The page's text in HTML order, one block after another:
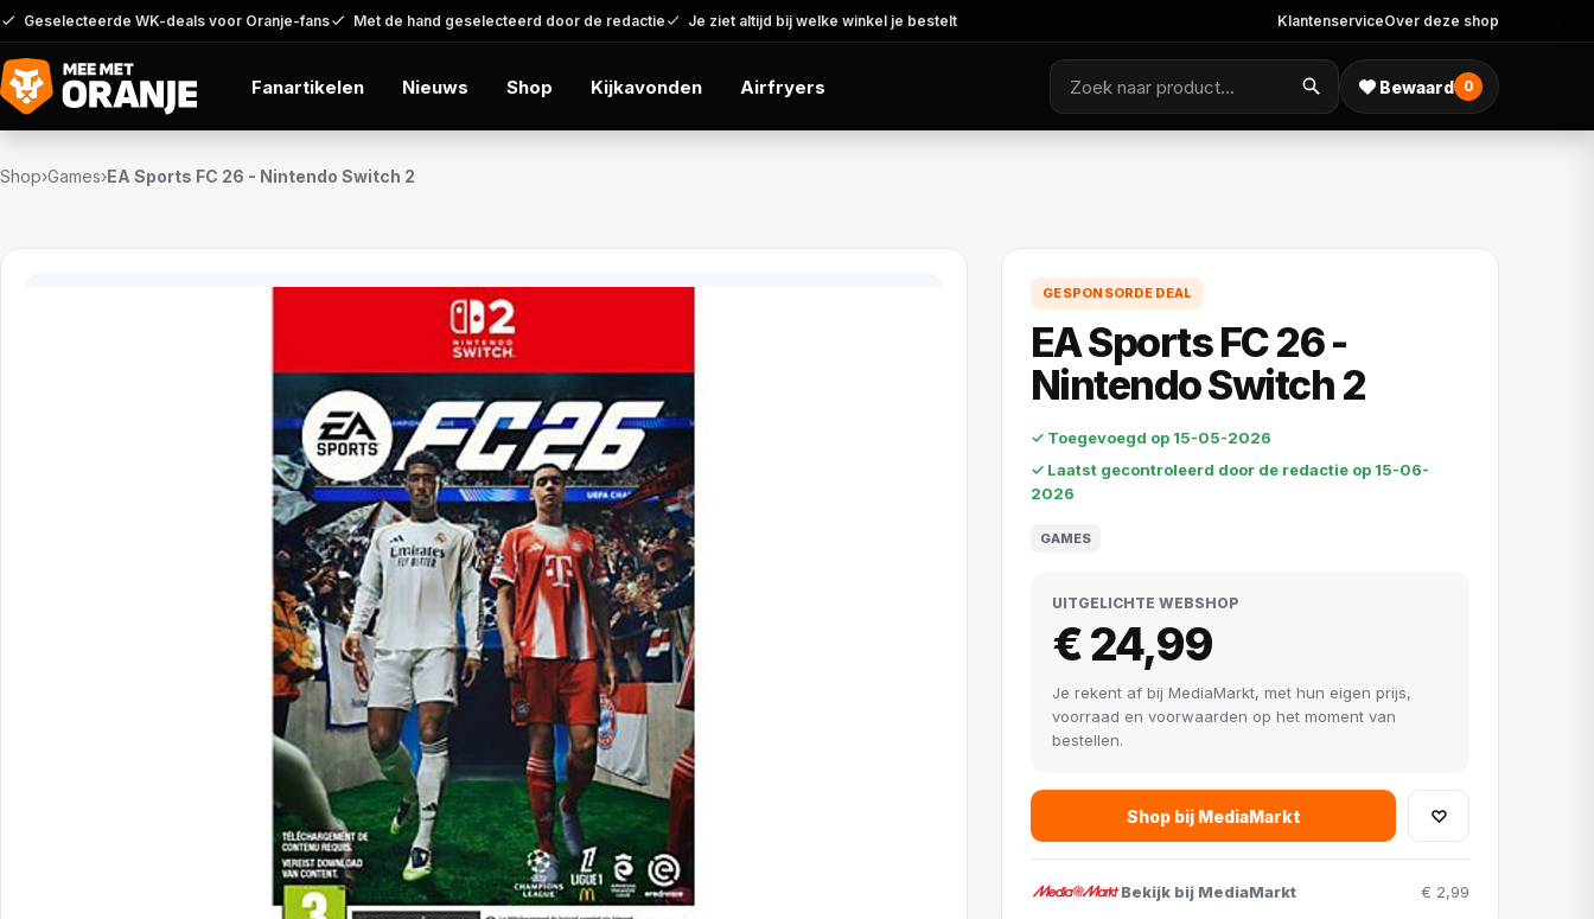
Geselecteerde WK-deals voor Oranje-fans Met de hand geselecteerd door de redactie Je ziet altijd bij welke winkel je bestelt KlantenserviceOver deze shop
Fanartikelen Nieuws Shop Kijkavonden Airfryers Bewaard 0
Shop›Games›EA Sports FC 26 - Nintendo Switch 2
GESPONSORDE DEAL
EA Sports FC 26 -
Nintendo Switch 2
✓ Toegevoegd op 15-05-2026
✓ Laatst gecontroleerd door de redactie op 15-06-
2026
GAMES
UITGELICHTE WEBSHOP
€ 24,99
Je rekent af bij MediaMarkt, met hun eigen prijs,
voorraad en voorwaarden op het moment van
bestellen.
Shop bij MediaMarkt ♡
Bekijk bij MediaMarkt € 2,99